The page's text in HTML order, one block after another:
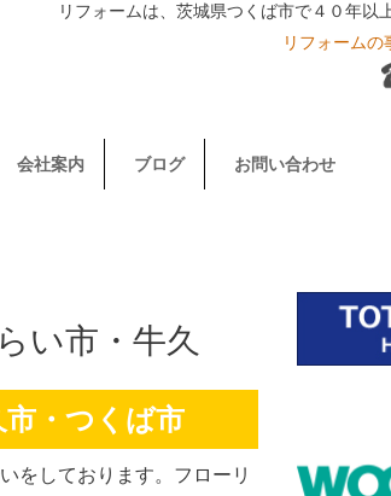
リフォームは、茨城県つくば市で４０年以
リフォーム
会社案内 ブログ お問い合わせ
い市・牛久
・つくば市
をしております。フローリ